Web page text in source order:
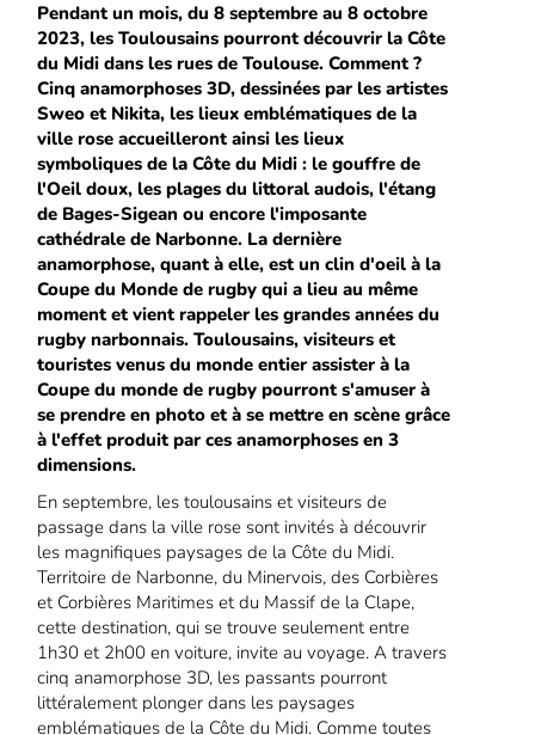
Pendant un mois, du 8 septembre au 8 octobre
2023, les Toulousains pourront découvrir la Côte
du Midi dans les rues de Toulouse. Comment ?
Cinq anamorphoses 3D, dessinées par les artistes
Sweo et Nikita, les lieux emblématiques de la
ville rose accueilleront ainsi les lieux
symboliques de la Côte du Midi : le gouffre de
l'Oeil doux, les plages du littoral audois, l'étang
de Bages-Sigean ou encore l'imposante
cathédrale de Narbonne. La dernière
anamorphose, quant à elle, est un clin d'oeil à la
Coupe du Monde de rugby qui a lieu au même
moment et vient rappeler les grandes années du
rugby narbonnais. Toulousains, visiteurs et
touristes venus du monde entier assister à la
Coupe du monde de rugby pourront s'amuser à
se prendre en photo et à se mettre en scène grâce
à l'effet produit par ces anamorphoses en 3
dimensions.
En septembre, les toulousains et visiteurs de
passage dans la ville rose sont invités à découvrir
les magnifiques paysages de la Côte du Midi.
Territoire de Narbonne, du Minervois, des Corbières
et Corbières Maritimes et du Massif de la Clape,
cette destination, qui se trouve seulement entre
1h30 et 2h00 en voiture, invite au voyage. A travers
cinq anamorphose 3D, les passants pourront
littéralement plonger dans les paysages
emblématiques de la Côte du Midi. Comme toutes